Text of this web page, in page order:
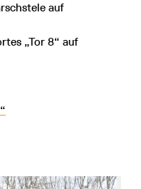
auf
„Tor 8“ auf